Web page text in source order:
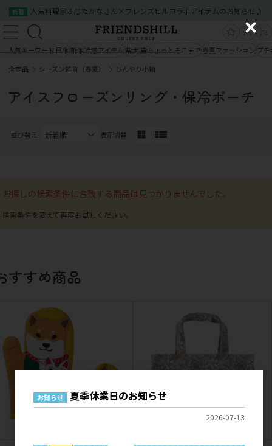
商品一覧
会社概要
お問い合わせ
新着 人気料理家ふじたかなさん×フレンズヒルコラボアイテムのお知らせ♪
人気キーワード 日傘 新作 冷感アイテム 柴犬猫 ちょっとそこまで 春夏ファッション プ
クイックオーダー
ご利用案内
03-5534-0100
全商品 シーズン雑貨（春夏） ひんやり小物
アイスフローズンリング・保冷ポーチ
並び替え 表示切替
お探しの検索条件に合致する商品は見つかりませんでした。
すすめ商品
お知らせ 夏季休業日のお知らせ
2026-07-13
C
l